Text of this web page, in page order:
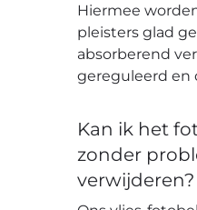
Hiermee
pleisters glad
absorberend
gereguleerd en
Kan ik het
zonder
verwijderen?